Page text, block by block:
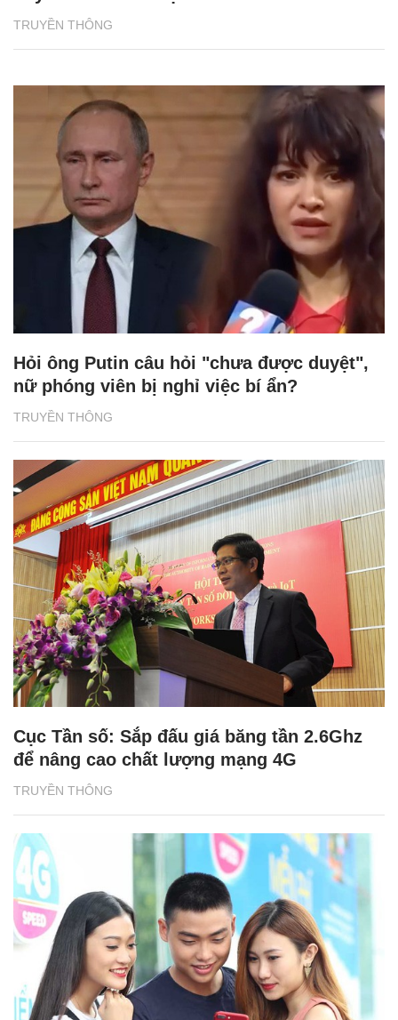
TRUYỀN THÔNG
TRUYỀN THÔNG
Hỏi ông Putin câu hỏi "chưa được duyệt",
nữ phóng viên bị nghỉ việc bí ẩn?
TRUYỀN THÔNG
Cục Tần số: Sắp đấu giá băng tần 2.6Ghz
để nâng cao chất lượng mạng 4G